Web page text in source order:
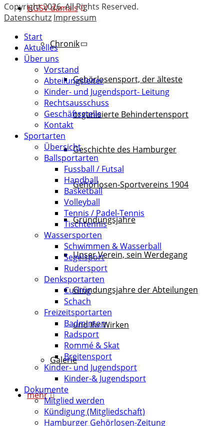
HGSV damals
Chronik
Gehörlosensport, der älteste
organisierte Behindertensport
Geschichte des Hamburger
Gehörlosen-Sportvereins 1904
Gründungsjahre
Unser Verein, sein Werdegang
Gründungsjahre der Abteilungen
und Ihr Wirken
Galerie
mehr
Copyright 2026. All Rights Reserved.
Datenschutz Impressum
Start
Aktuelles
Über uns
Vorstand
Abteilungsleiter
Kinder- und Jugendsport- Leitung
Rechtsausschuss
Geschäftsstelle
Kontakt
Sportarten
Übersicht
Ballsportarten
Fussball / Futsal
Handball
Basketball
Volleyball
Tennis / Padel-Tennis
Tischtennis
Wassersporten
Schwimmen & Wasserball
Segelsport
Rudersport
Denksportarten
Curling
Schach
Freizeitsportarten
Badminton
Radsport
Rommé & Skat
Breitensport
Kinder- und Jugendsport
Kinder-& Jugendsport
Dokumente
Mitglied werden
Kündigung (Mitgliedschaft)
Hamburger Gehörlosen-Zeitung